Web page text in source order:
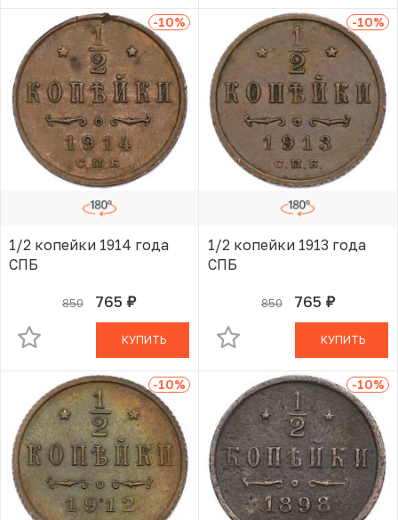
-10%
1/2 копейки 1914 года
СПБ
850 765 руб.
В КОРЗИНЕ
КУПИТЬ
-10%
1/2 копейки 1913 года
СПБ
850 765 руб.
В КОРЗИНЕ
КУПИТЬ
-10% -10%